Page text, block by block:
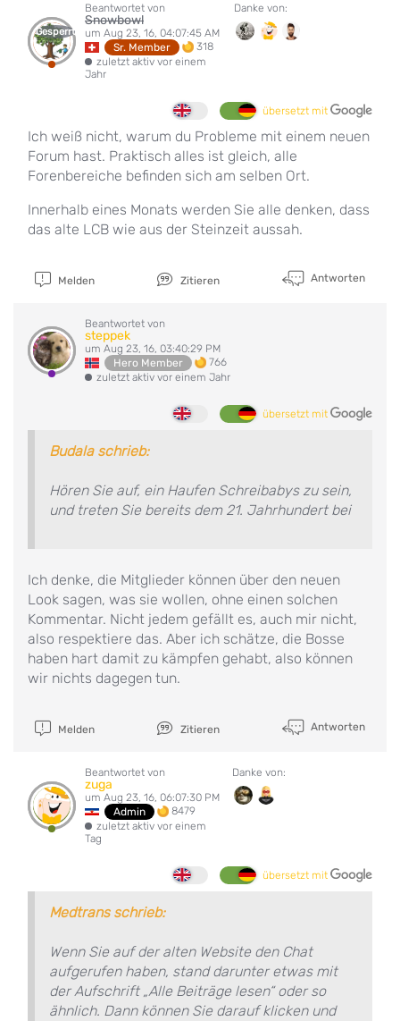
Gesperrt
Beantwortet von
Snowbowl
um Aug 23, 16, 04:07:45 AM
Sr. Member
318
zuletzt aktiv vor einem
Jahr
Danke von:
übersetzt mit
Ich weiß nicht, warum du Probleme mit einem neuen
Forum hast. Praktisch alles ist gleich, alle
Forenbereiche befinden sich am selben Ort.
Innerhalb eines Monats werden Sie alle denken, dass
das alte LCB wie aus der Steinzeit aussah.
Melden Zitieren Antworten
Beantwortet von
steppek
um Aug 23, 16, 03:40:29 PM
Hero Member
766
zuletzt aktiv vor einem Jahr
übersetzt mit
Budala schrieb:
Hören Sie auf, ein Haufen Schreibabys zu sein,
und treten Sie bereits dem 21. Jahrhundert bei
Ich denke, die Mitglieder können über den neuen
Look sagen, was sie wollen, ohne einen solchen
Kommentar. Nicht jedem gefällt es, auch mir nicht,
also respektiere das. Aber ich schätze, die Bosse
haben hart damit zu kämpfen gehabt, also können
wir nichts dagegen tun.
Melden Zitieren Antworten
Beantwortet von
zuga
um Aug 23, 16, 06:07:30 PM
Admin
8479
zuletzt aktiv vor einem
Tag
Danke von:
übersetzt mit
Medtrans schrieb:
Wenn Sie auf der alten Website den Chat
aufgerufen haben, stand darunter etwas mit
der Aufschrift „Alle Beiträge lesen“ oder so
ähnlich. Dann können Sie darauf klicken und